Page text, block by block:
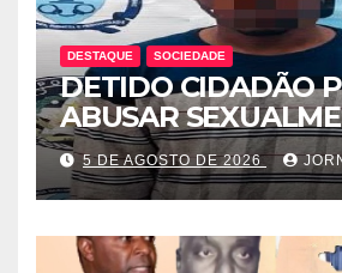
DESTAQUE SOCIEDADE
DETIDO CIDADÃO
ABUSAR
CUNHADA MENOR
5 DE AGOSTO DE 2026